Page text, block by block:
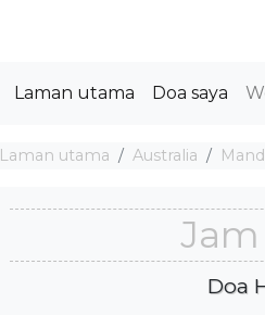
Laman utama Doa saya
Laman utama Australia
Doa